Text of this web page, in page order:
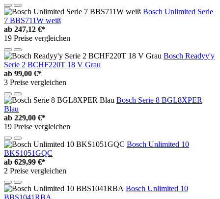
Bosch Unlimited Serie
7 BBS711W weiß
ab 247,12 €*
19 Preise vergleichen
Bosch Readyy'y
Serie 2 BCHF220T 18 V Grau
ab 99,00 €*
3 Preise vergleichen
Bosch Serie 8 BGL8XPER
Blau
ab 229,00 €*
19 Preise vergleichen
Bosch Unlimited 10
BKS1051GQC
ab 629,99 €*
2 Preise vergleichen
Bosch Unlimited 10